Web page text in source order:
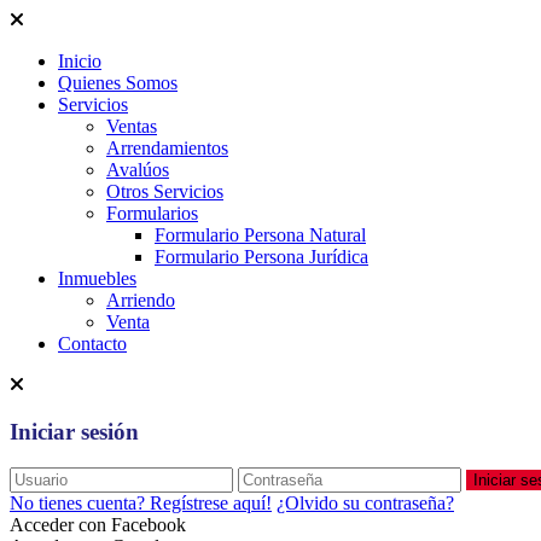
Inicio
Quienes Somos
Servicios
Ventas
Arrendamientos
Avalúos
Otros Servicios
Formularios
Formulario Persona Natural
Formulario Persona Jurídica
Inmuebles
Arriendo
Venta
Contacto
Iniciar sesión
Iniciar
No tienes cuenta? Regístrese aquí! ¿Olvido su contraseña?
Acceder con Facebook